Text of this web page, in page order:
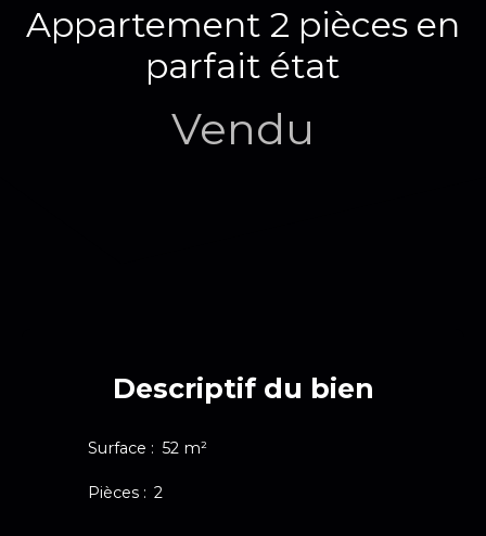
Appartement 2 pièces en
parfait état
Vendu
Descriptif du bien
Surface : 52 m²
Pièces : 2